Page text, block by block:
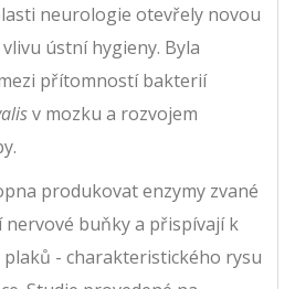
neurologie otevřely novou
ústní hygieny. Byla
přítomností bakterií
v mozku a rozvojem
produkovat enzymy zvané
buňky a přispívají k
- charakteristického rysu